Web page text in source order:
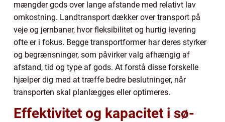
mængder gods over lange afstande med relativt lav
omkostning. Landtransport dækker over transport på
veje og jernbaner, hvor fleksibilitet og hurtig levering
ofte er i fokus. Begge transportformer har deres styrker
og begrænsninger, som påvirker valg afhængig af
afstand, tid og type af gods. At forstå disse forskelle
hjælper dig med at træffe bedre beslutninger, når
transporten skal planlægges eller optimeres.
Effektivitet og kapacitet i sø-